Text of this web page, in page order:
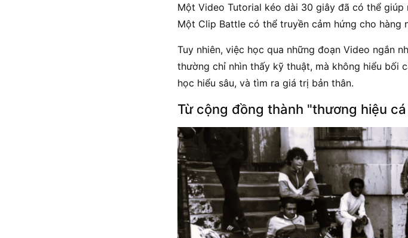
Một Video Tutorial kéo dài 30 giây đã có thể
Một Clip Battle có thể truyền cảm hứng cho hàng
Tuy nhiên, việc học qua những đoạn Video ngắn
thường chỉ nhìn thấy kỹ thuật, mà không hiểu bối
học hiểu sâu, và tìm ra giá trị bản thân.
Từ cộng đồng thành "thương hiệu